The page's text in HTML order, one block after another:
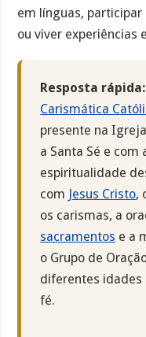
em línguas,
ou viver experiências
Resposta rápida:
Carismática
presente na
a Santa Sé e com
espiritualidade
com Jesus Cristo,
os carismas, a
sacramentos e a
o Grupo de
diferentes idades
fé.